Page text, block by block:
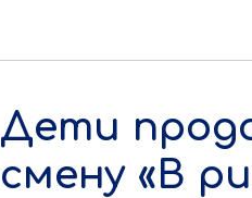
Дети
смену «В